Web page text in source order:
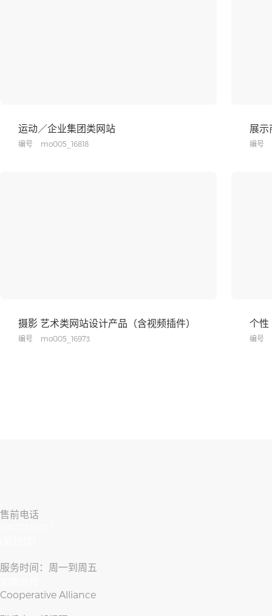
运动／企业集团类网站
编号 mo005_16818
展示
编号
摄影 艺术类网站设计产品（含视频插件）
编号 mo005_16973
个性
编号
售前电话
服务时间：周一到周五
Cooperative Alliance